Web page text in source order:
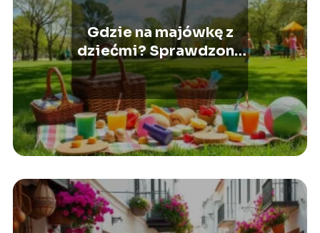
Gdzie na majówkę z
dziećmi? Sprawdzone
pomysły na udany
wyjazd